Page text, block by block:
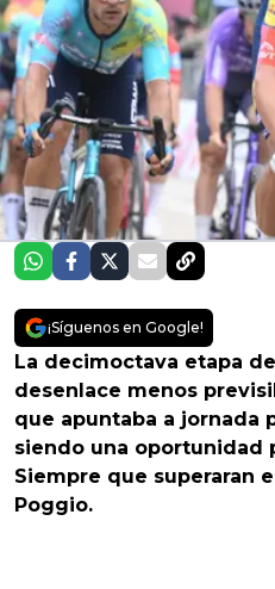
¡Síguenos en Google!
La decimoctava etapa
desenlace menos
que apuntaba a jornada
siendo una oportunidad
Siempre que superaran
Poggio.